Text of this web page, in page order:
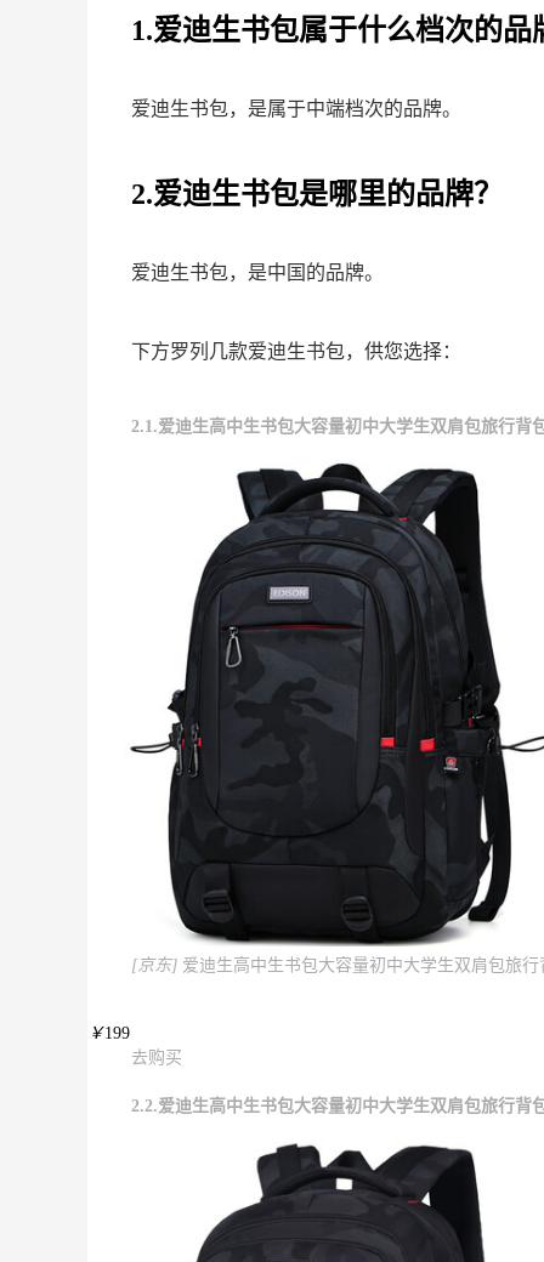
1.爱迪生书包属于什么档次的品
爱迪生书包，是属于中端档次的品牌。
2.爱迪生书包是哪里的品牌？
爱迪生书包，是中国的品牌。
下方罗列几款爱迪生书包，供您选择：
2.1.爱迪生高中生书包大容量初中大学生双肩包旅行背
[京东] 爱迪生高中生书包大容量初中大学生双肩包旅行
￥199
去购买
2.2.爱迪生高中生书包大容量初中大学生双肩包旅行背